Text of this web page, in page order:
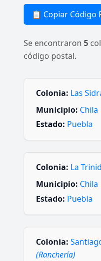
📋 Copiar Código
Se encontraron 5
código postal.
Colonia: Las
Municipio: Chila
Estado: Puebla
Colonia: La
Municipio: Chila
Estado: Puebla
Colonia:
(Ranchería)